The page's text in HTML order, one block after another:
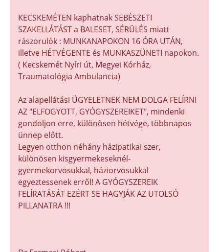
KECSKEMÉTEN kaphatnak SEBÉSZETI
SZAKELLÁTÁST a BALESET, SÉRÜLÉS miatt
rászorulók : MUNKANAPOKON 16 ÓRA UTÁN,
illetve HÉTVÉGENTE és MUNKASZÜNETI napokon.
( Kecskemét Nyíri út, Megyei Kórház,
Traumatológia Ambulancia)
Az alapellátási ÜGYELETNEK NEM DOLGA FELÍRNI
AZ "ELFOGYOTT, GYÓGYSZEREIKET", mindenki
gondoljon erre, különösen hétvége, többnapos
ünnep előtt.
Legyen otthon néhány házipatikai szer,
különösen kisgyermekeseknél-
gyermekorvosukkal, háziorvosukkal
egyeztessenek erről! A GYÓGYSZEREIK
FELÍRATÁSÁT EZÉRT SE HAGYJÁK AZ UTOLSÓ
PILLANATRA !!!